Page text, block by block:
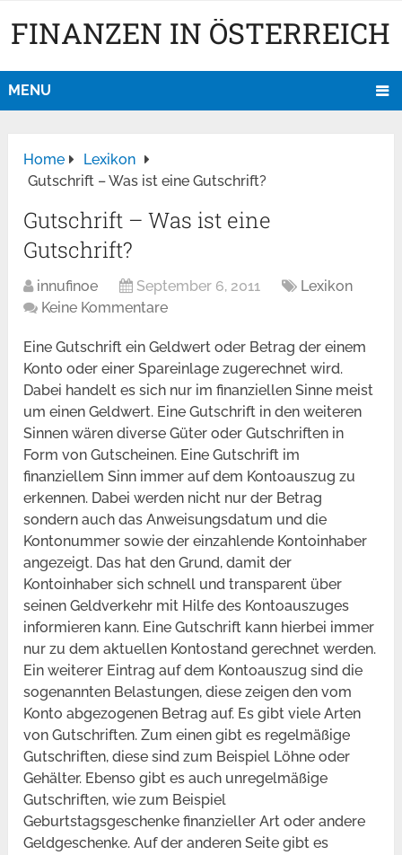
FINANZEN IN ÖSTERREICH
MENU
Home
Lexikon
Gutschrift – Was ist eine Gutschrift?
Gutschrift – Was ist eine
Gutschrift?
innufinoe September 6, 2011
Lexikon
Keine Kommentare
Eine Gutschrift ein Geldwert oder Betrag der einem
Konto oder einer Spareinlage zugerechnet wird.
Dabei handelt es sich nur im finanziellen Sinne meist
um einen Geldwert. Eine Gutschrift in den weiteren
Sinnen wären diverse Güter oder Gutschriften in
Form von Gutscheinen. Eine Gutschrift im
finanziellem Sinn immer auf dem Kontoauszug zu
erkennen. Dabei werden nicht nur der Betrag
sondern auch das Anweisungsdatum und die
Kontonummer sowie der einzahlende Kontoinhaber
angezeigt. Das hat den Grund, damit der
Kontoinhaber sich schnell und transparent über
seinen Geldverkehr mit Hilfe des Kontoauszuges
informieren kann. Eine Gutschrift kann hierbei immer
nur zu dem aktuellen Kontostand gerechnet werden.
Ein weiterer Eintrag auf dem Kontoauszug sind die
sogenannten Belastungen, diese zeigen den vom
Konto abgezogenen Betrag auf. Es gibt viele Arten
von Gutschriften. Zum einen gibt es regelmäßige
Gutschriften, diese sind zum Beispiel Löhne oder
Gehälter. Ebenso gibt es auch unregelmäßige
Gutschriften, wie zum Beispiel
Geburtstagsgeschenke finanzieller Art oder andere
Geldgeschenke. Auf der anderen Seite gibt es